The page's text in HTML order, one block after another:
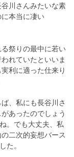
川さんみたいな素
本当に凄い
祭りの最中に若い
れていたといいま
利に適った仕来り
、私にも長谷川さ
あったのでしょう
。でも大丈夫、私
二次的妄想バース
た。